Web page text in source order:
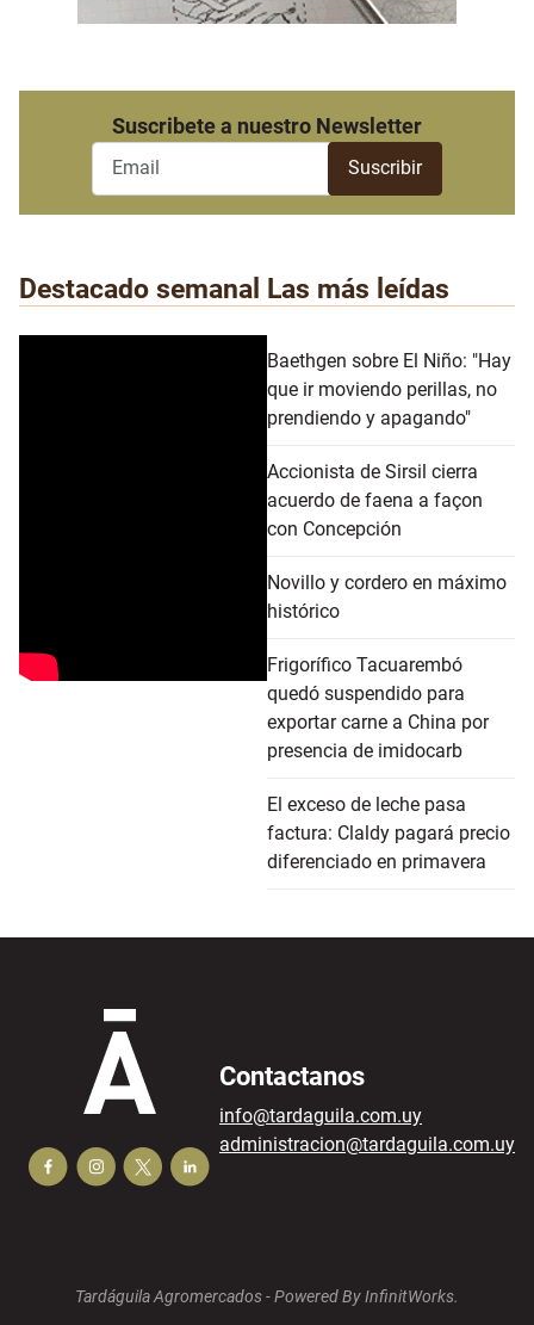
Suscribete a nuestro Newsletter
Destacado semanal Las más leídas
Baethgen sobre El Niño: "Hay
que ir moviendo perillas, no
prendiendo y apagando"
Accionista de Sirsil cierra
acuerdo de faena a façon
con Concepción
Novillo y cordero en máximo
histórico
Frigorífico Tacuarembó
quedó suspendido para
exportar carne a China por
presencia de imidocarb
El exceso de leche pasa
factura: Claldy pagará precio
diferenciado en primavera
Contactanos
info@tardaguila.com.uy
administracion@tardaguila.com.uy
Tardáguila Agromercados -Powered By InfinitWorks.